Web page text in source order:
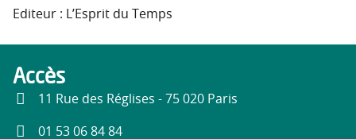
Editeur : L’Esprit du Temps
Accès
11 Rue des Réglises - 75 020 Paris
01 53 06 84 84